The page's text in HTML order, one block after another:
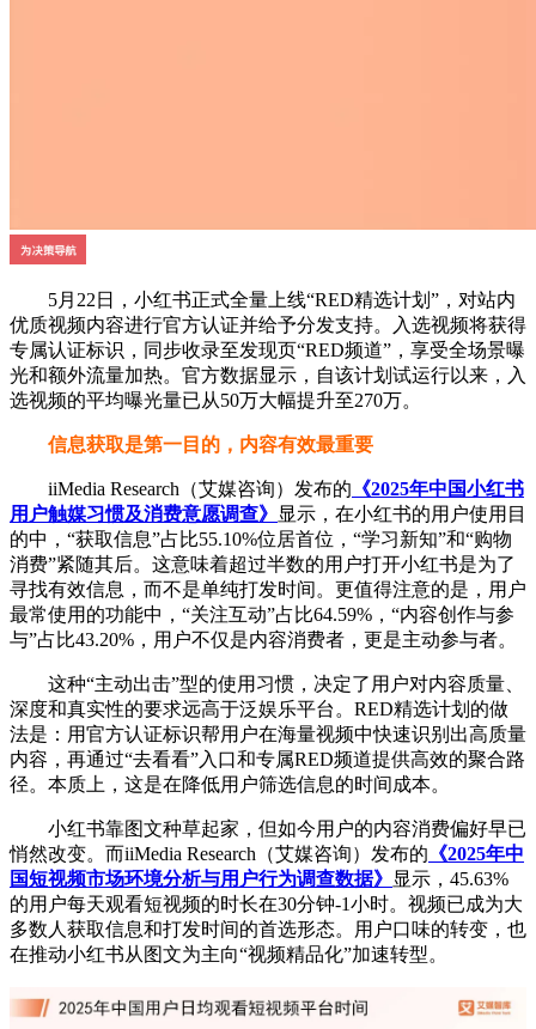
5月22日，小红书正式全量上线“RED精选计划”，对站内
优质视频内容进行官方认证并给予分发支持。入选视频将获得
专属认证标识，同步收录至发现页“RED频道”，享受全场景曝
光和额外流量加热。官方数据显示，自该计划试运行以来，入
选视频的平均曝光量已从50万大幅提升至270万。
信息获取是第一目的，内容有效最重要
iiMedia Research（艾媒咨询）发布的 《2025年中国小红书
用户触媒习惯及消费意愿调查》 显示，在小红书的用户使用目
的中，“获取信息”占比55.10%位居首位，“学习新知”和“购物
消费”紧随其后。这意味着超过半数的用户打开小红书是为了
寻找有效信息，而不是单纯打发时间。更值得注意的是，用户
最常使用的功能中，“关注互动”占比64.59%，“内容创作与参
与”占比43.20%，用户不仅是内容消费者，更是主动参与者。
这种“主动出击”型的使用习惯，决定了用户对内容质量、
深度和真实性的要求远高于泛娱乐平台。RED精选计划的做
法是：用官方认证标识帮用户在海量视频中快速识别出高质量
内容，再通过“去看看”入口和专属RED频道提供高效的聚合路
径。本质上，这是在降低用户筛选信息的时间成本。
小红书靠图文种草起家，但如今用户的内容消费偏好早已
悄然改变。而iiMedia Research（艾媒咨询）发布的 《2025年中
国短视频市场环境分析与用户行为调查数据》 显示，45.63%
的用户每天观看短视频的时长在30分钟-1小时。视频已成为大
多数人获取信息和打发时间的首选形态。用户口味的转变，也
在推动小红书从图文为主向“视频精品化”加速转型。